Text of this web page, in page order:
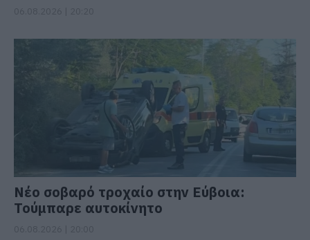
Νέο σοβαρό τροχαίο στην Εύβοια:
Τούμπαρε αυτοκίνητο